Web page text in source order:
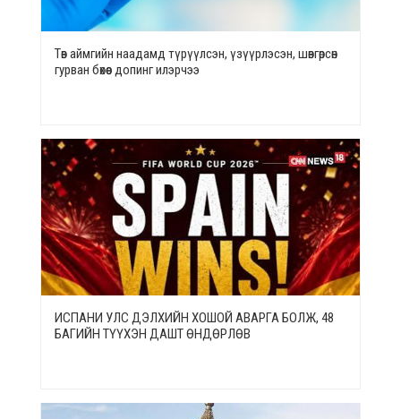
Төв аймгийн наадамд түрүүлсэн, үзүүрлэсэн, шөвгөрсөн
гурван бөхөөс допинг илэрчээ
ИСПАНИ УЛС ДЭЛХИЙН ХОШОЙ АВАРГА БОЛЖ, 48
БАГИЙН ТҮҮХЭН ДАШТ ӨНДӨРЛӨВ